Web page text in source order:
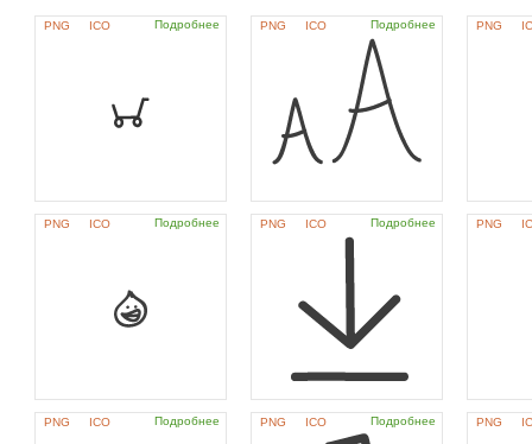
PNG ICO Подробнее PNG ICO Подробнее PNG
PNG ICO Подробнее PNG ICO Подробнее PNG
PNG ICO Подробнее PNG ICO Подробнее PNG